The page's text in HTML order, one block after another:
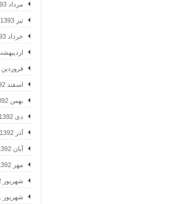
مرداد 1393 (2)
تیر 1393 (2)
خرداد 1393 (3)
اردیبهشت 1393 (1)
فروردین 1393 (2)
اسفند 1392 (1)
بهمن 1392 (1)
دی 1392 (2)
آذر 1392 (1)
آبان 1392 (4)
مهر 1392 (2)
شهریور 1392 (3)
شهریور 1391 (1)